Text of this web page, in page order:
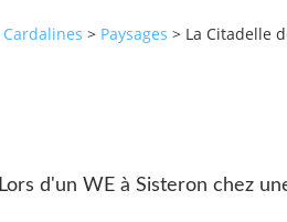
Cardalines > Paysages > La Citadelle
Lors d'un WE à Sisteron chez